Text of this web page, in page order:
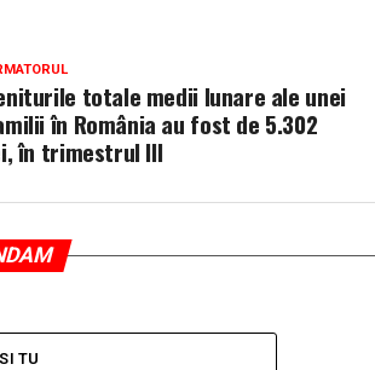
totale medii lunare ale unei
în România au fost de 5.302
în trimestrul III
TU